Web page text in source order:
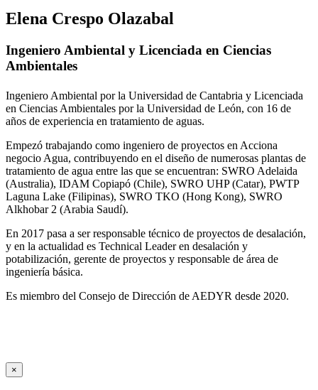
Elena Crespo Olazabal
Ingeniero Ambiental y Licenciada en Ciencias
Ambientales
Ingeniero Ambiental por la Universidad de Cantabria y Licenciada
en Ciencias Ambientales por la Universidad de León, con 16 de
años de experiencia en tratamiento de aguas.
Empezó trabajando como ingeniero de proyectos en Acciona
negocio Agua, contribuyendo en el diseño de numerosas plantas de
tratamiento de agua entre las que se encuentran: SWRO Adelaida
(Australia), IDAM Copiapó (Chile), SWRO UHP (Catar), PWTP
Laguna Lake (Filipinas), SWRO TKO (Hong Kong), SWRO
Alkhobar 2 (Arabia Saudí).
En 2017 pasa a ser responsable técnico de proyectos de desalación,
y en la actualidad es Technical Leader en desalación y
potabilización, gerente de proyectos y responsable de área de
ingeniería básica.
Es miembro del Consejo de Dirección de AEDYR desde 2020.
×